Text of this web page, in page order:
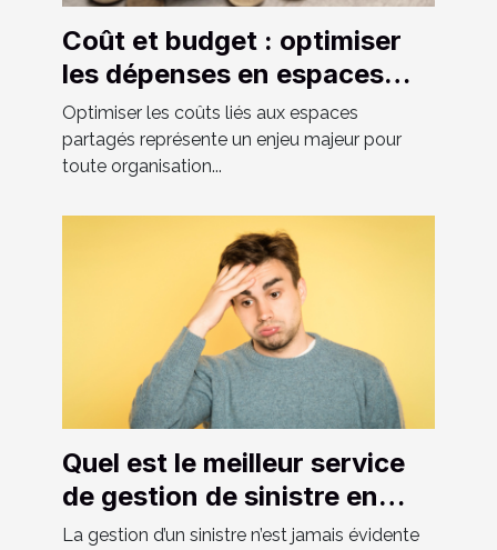
Coût et budget : optimiser
les dépenses en espaces
partagés
Optimiser les coûts liés aux espaces
partagés représente un enjeu majeur pour
toute organisation...
Quel est le meilleur service
de gestion de sinistre en
Suisse ?
La gestion d’un sinistre n’est jamais évidente